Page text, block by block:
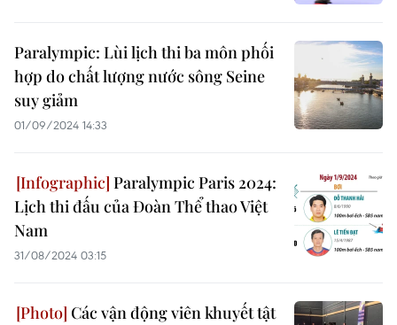
Paralympic: Lùi lịch thi ba môn phối
hợp do chất lượng nước sông Seine
suy giảm
01/09/2024 14:33
Paralympic Paris 2024:
Lịch thi đấu của Đoàn Thể thao Việt
Nam
31/08/2024 03:15
Các vận động viên khuyết tật